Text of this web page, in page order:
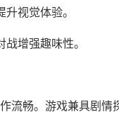
视觉体验。
增强趣味性。
畅。游戏兼具剧情